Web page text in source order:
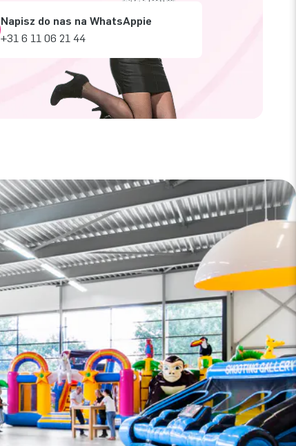
Napisz do nas na WhatsAppie
+31 6 11 06 21 44